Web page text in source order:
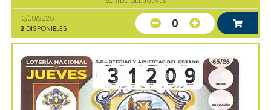
13/08/2026
2 DISPONIBLES 0